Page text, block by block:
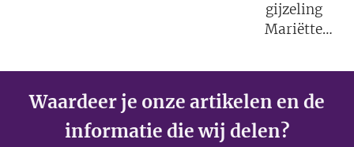
gijzeling
Mariëtte
Waardeer je onze artikelen en de
informatie die wij delen?